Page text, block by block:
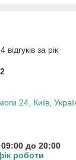
за рік
24, Київ,
до 20:00
роботи